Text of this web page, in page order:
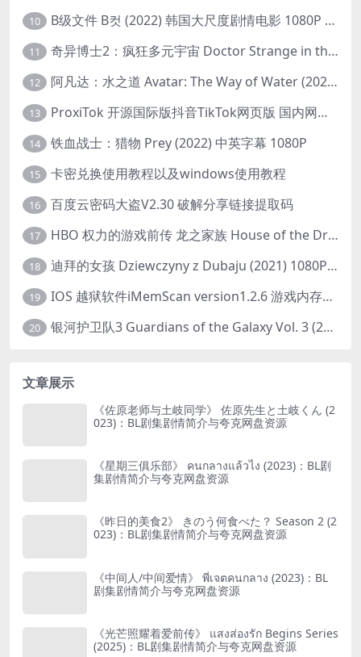
10 B级文件 B컷 (2022) 韩国大尺度剧情电影 1080P 中字
11 奇异博士2：疯狂多元宇宙 Doctor Strange in the Multiverse of Madness (2022) 高清版1080p
12 阿凡达：水之道 Avatar: The Way of Water (2022) 1080p 2k 4k 中文字幕
13 ProxiTok 开源国际版抖音TikTok网页版 国内网络直连
14 铁血战士：猎物 Prey (2022) 中英字幕 1080P
15 卡密兑换使用教程以及windows使用教程
16 百度云密码大盗V2.30 破解分享链接提取码
17 HBO 权力的游戏前传 龙之家族 House of the Dragon (2022) 中字 1080P 更新4集
18 迪拜的女孩 Dziewczyny z Dubaju (2021) 1080P 中字
19 IOS 越狱软件iMemScan version1.2.6 游戏内存修改器
20 银河护卫队3 Guardians of the Galaxy Vol. 3 (2023)4K高清资源1080p只分享精品
文章展示
《佐原老师与土岐同学》 佐原先生と土岐くん (2
023)：BL剧集剧情简介与夸克网盘资源
《星期三俱乐部》 คนกลางแล้วไง (2023)：BL剧
集剧情简介与夸克网盘资源
《昨日的美食2》 きのう何食べた？ Season 2 (2
023)：BL剧集剧情简介与夸克网盘资源
《中间人/中间爱情》 พี่เจตคนกลาง (2023)：BL
剧集剧情简介与夸克网盘资源
《光芒照耀着爱前传》 แสงส่องรัก Begins Series
(2025)：BL剧集剧情简介与夸克网盘资源